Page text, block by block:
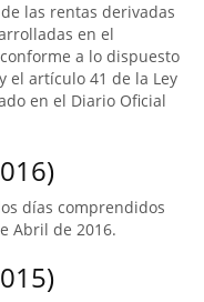
las rentas derivadas
en el
a lo dispuesto
el artículo 41 de la Ley
en el Diario Oficial
días comprendidos
Abril de 2016.